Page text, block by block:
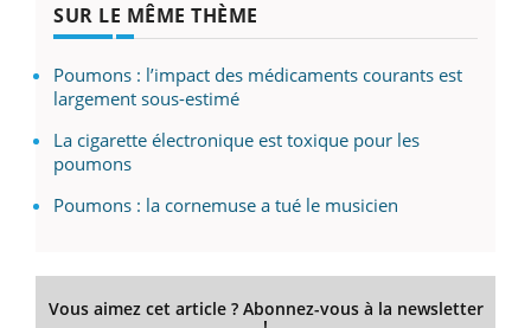
SUR LE MÊME THÈME
Poumons : l’impact des médicaments courants est
largement sous-estimé
La cigarette électronique est toxique pour les
poumons
Poumons : la cornemuse a tué le musicien
Vous aimez cet article ? Abonnez-vous à la newsletter